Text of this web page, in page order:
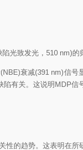
发光，510 nm)的归
(NBE)衰减(391 nm)信
。这说明MDP信号
趋势。这表明在